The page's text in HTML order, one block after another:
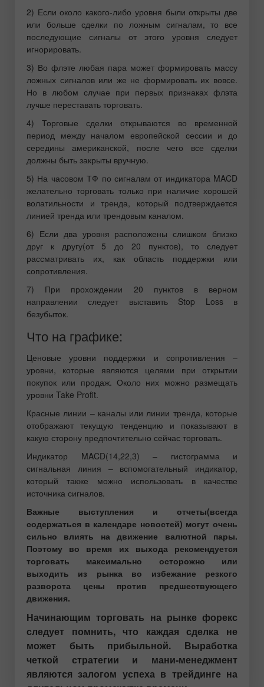
2) Если около какого-либо уровня были открыты две
или больше сделки по ложным сигналам, то все
последующие сигналы от этого уровня следует
игнорировать.
3) Во флэте любая пара может формировать массу
ложных сигналов или же не формировать их вовсе.
Но в любом случае при первых признаках флэта
лучше переставать торговать.
4) Торговые сделки открываются во временной
период между началом европейской сессии и до
середины американской, после чего все сделки
должны быть закрыты вручную.
5) На часовом ТФ по сигналам от индикатора MACD
желательно торговать только при наличие хорошей
волатильности и тренда, который подтверждается
линией тренда или трендовым каналом.
6) Если два уровня расположены слишком близко
друг к другу(от 5 до 20 пунктов), то следует
рассматривать их, как область поддержки или
сопротивления.
7) При прохождении 20 пунктов в верном
направлении следует выставить Stop Loss в
безубыток.
Что на графике:
Ценовые уровни поддержки и сопротивления –
уровни, которые являются целями при открытии
покупок или продаж. Около них можно размещать
уровни Take Profit.
Красные линии – каналы или линии тренда, которые
отображают текущую тенденцию и показывают в
какую сторону предпочтительно сейчас торговать.
Индикатор MACD(14,22,3) – гистограмма и
сигнальная линия – вспомогательный индикатор,
который также можно использовать в качестве
источника сигналов.
Важные выступления и отчеты(всегда
содержаться в календаре новостей) могут очень
сильно влиять на движение валютной пары.
Поэтому во время их выхода рекомендуется
торговать максимально осторожно или
выходить из рынка во избежание резкого
разворота цены против предшествующего
движения.
Начинающим торговать на рынке форекс
следует помнить, что каждая сделка не
может быть прибыльной. Выработка
четкой стратегии и мани-менеджмент
являются залогом успеха в трейдинге на